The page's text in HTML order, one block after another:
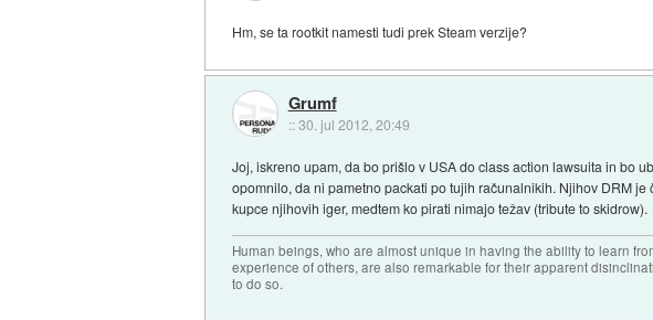
Hm, se ta rootkit namesti tudi prek Steam verzije?
Grumf
::30. jul 2012, 20:49
Joj, iskreno upam, da bo prišlo v USA do class action lawsuita in bo
opomnilo, da ni pametno packati po tujih računalnikih. Njihov DRM je
kupce njihovih iger, medtem ko pirati nimajo težav (tribute to skidrow).
Human beings, who are almost unique in having the ability to learn
experience of others, are also remarkable for their apparent
to do so.